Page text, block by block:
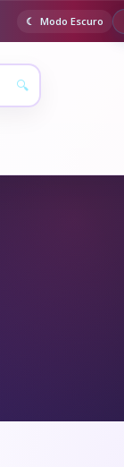
Modo Escuro
🔍